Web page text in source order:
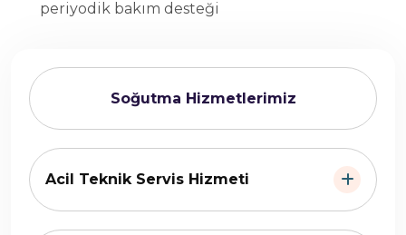
Soğutma Hizmetlerimiz
Acil Teknik Servis Hizmeti
periyodik bakım desteği